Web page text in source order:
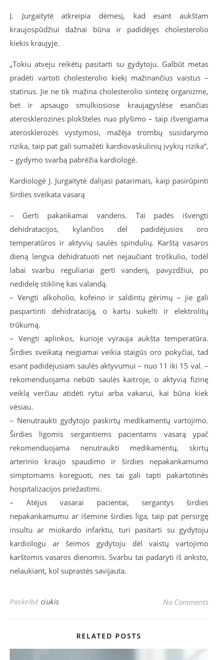
J. Jurgaitytė atkreipia dėmesį, kad esant aukštam
kraujospūdžiui dažnai būna ir padidėjęs cholesterolio
kiekis kraujyje.
„Tokiu atveju reikėtų pasitarti su gydytoju. Galbūt metas
pradėti vartoti cholesterolio kiekį mažinančius vaistus –
statinus. Jie ne tik mažina cholesterolio sintezę organizme,
bet ir apsaugo smulkiosiose kraujagyslėse esančias
aterosklerozines plokšteles nuo plyšimo – taip išvengiama
aterosklerozės vystymosi, mažėja trombų susidarymo
rizika, taip pat gali sumažėti kardiovaskulinių įvykių rizika“,
– gydymo svarbą pabrėžia kardiologė.
Kardiologė J. Jurgaitytė dalijasi patarimais, kaip pasirūpinti
širdies sveikata vasarą
– Gerti pakankamai vandens. Tai padės išvengti
dehidratacijos, kylančios dėl padidėjusios oro
temperatūros ir aktyvių saulės spindulių. Karštą vasaros
dieną lengva dehidratuoti net nejaučiant troškulio, todėl
labai svarbu reguliariai gerti vandenį, pavyzdžiui, po
nedidelę stiklinę kas valandą.
– Vengti alkoholio, kofeino ir saldintų gėrimų – jie gali
paspartinti dehidrataciją, o kartu sukelti ir elektrolitų
trūkumą.
– Vengti aplinkos, kurioje vyrauja aukšta temperatūra.
Širdies sveikatą neigiamai veikia staigūs oro pokyčiai, tad
esant padidėjusiam saulės aktyvumui – nuo 11 iki 15 val. –
rekomenduojama nebūti saulės kaitroje, o aktyvią fizinę
veiklą verčiau atidėti rytui arba vakarui, kai būna kiek
vėsiau.
– Nenutraukti gydytojo paskirtų medikamentų vartojimo.
Širdies ligomis sergantiems pacientams vasarą ypač
rekomenduojama nenutraukti medikamentų, skirtų
arterinio kraujo spaudimo ir širdies nepakankamumo
simptomams koreguoti, nes tai gali tapti pakartotinės
hospitalizacijos priežastimi.
– Atėjus vasarai pacientai, sergantys širdies
nepakankamumu ar išemine širdies liga, taip pat persirgę
insultu ar miokardo infarktu, turi pasitarti su gydytoju
kardiologu ar šeimos gydytoju dėl vaistų vartojimo
karštomis vasaros dienomis. Svarbu tai padaryti iš anksto,
nelaukiant, kol suprastės savijauta.
Paskelbė ciukis No Comments
RELATED POSTS